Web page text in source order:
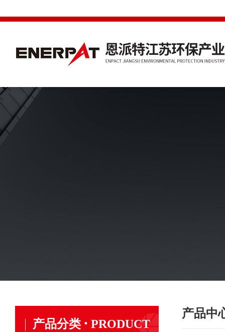
产品分类 · PRODUCT
产品中